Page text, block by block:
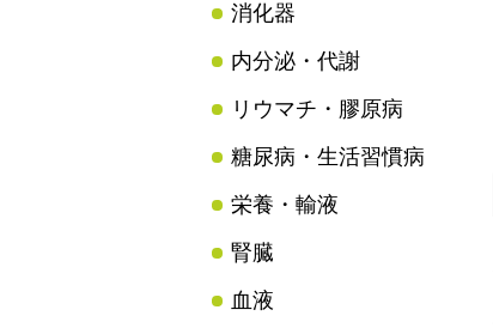
消化器
内分泌・代謝
リウマチ・膠原病
糖尿病・生活習慣病
栄養・輸液
腎臓
血液